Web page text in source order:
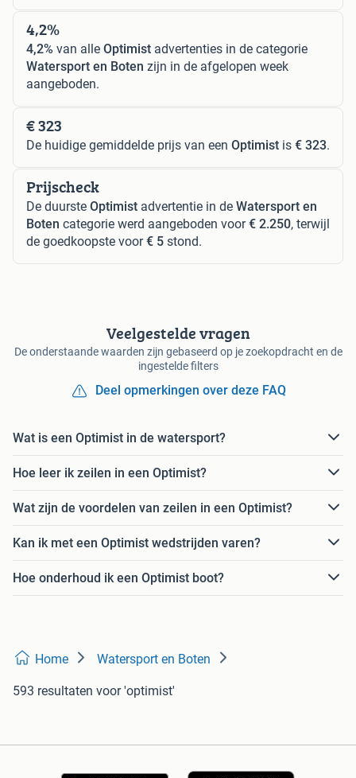
4,2%
4,2% van alle Optimist advertenties in de categorie
Watersport en Boten zijn in de afgelopen week
aangeboden.
€ 323
De huidige gemiddelde prijs van een Optimist is € 323.
Prijscheck
De duurste Optimist advertentie in de Watersport en
Boten categorie werd aangeboden voor€ 2.250, terwijl
de goedkoopste voor€ 5 stond.
Veelgestelde vragen
De onderstaande waarden zijn gebaseerd op je zoekopdracht en de
ingestelde filters
Deel opmerkingen over deze FAQ
Wat is een Optimist in de watersport?
Hoe leer ik zeilen in een Optimist?
Wat zijn de voordelen van zeilen in een Optimist?
Kan ik met een Optimist wedstrijden varen?
Hoe onderhoud ik een Optimist boot?
Home Watersport en Boten
593 resultaten voor 'optimist'